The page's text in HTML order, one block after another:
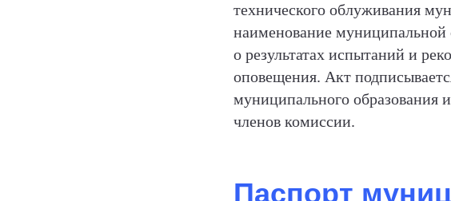
технического облуживания
наименование
о результатах испытаний и
оповещения. Акт
муниципального образования
членов комиссии.
Паспорт